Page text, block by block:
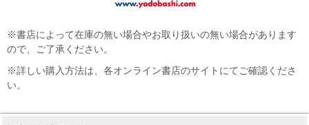
※書店によって在庫の無い場合やお取り扱いの無い場合があります
ので、ご了承ください。
※詳しい購入方法は、各オンライン書店のサイトにてご確認くださ
い。